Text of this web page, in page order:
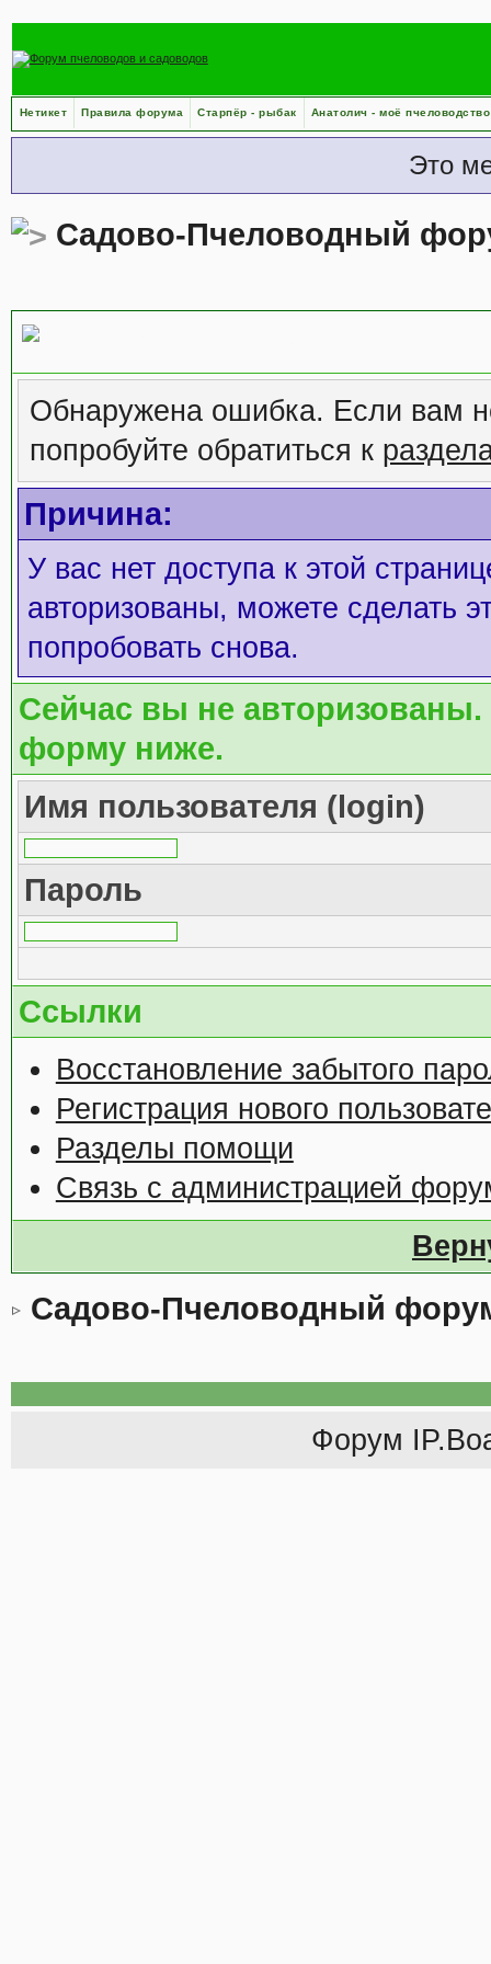
Нетикет Правила форума Старпёр - рыбак Анатолич - моё пчеловодство
Это
Садово-Пчеловодный
Обнаружена ошибка. Если вам
попробуйте обратиться к
Причина:
У вас нет доступа к этой
авторизованы, можете сделать
попробовать снова.
Сейчас вы не авторизованы.
форму ниже.
Имя пользователя (login)
Пароль
Ссылки
Восстановление забытого
Регистрация нового
Разделы помощи
Связь с администрацией
Садово-Пчеловодный
Форум